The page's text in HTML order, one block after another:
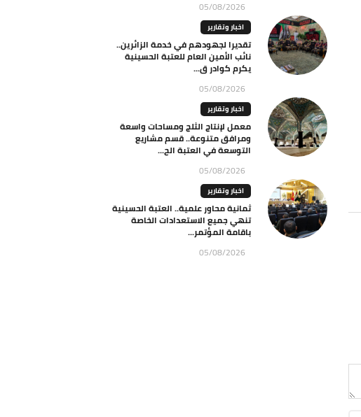
05/08/2026
اخبار وتقارير
تقديرا لجهودهم في خدمة الزائرين..
نائب الأمين العام للعتبة الحسينية
يكرم كوادر ق...
05/08/2026
اخبار وتقارير
معمل لإنتاج الثلج ومساحات واسعة
ومرافق متنوعة.. قسم مشاريع
التوسعة في العتبة الح...
05/08/2026
اخبار وتقارير
ثمانية محاور علمية.. العتبة الحسينية
تنهي جميع الاستعدادات الخاصة
باقامة المؤتمر...
05/08/2026